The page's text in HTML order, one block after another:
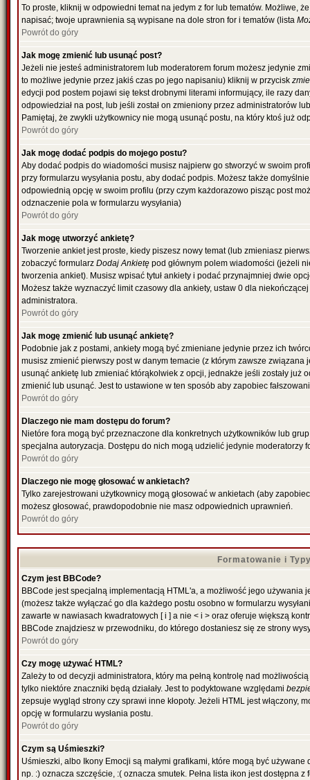
To proste, kliknij w odpowiedni temat na jedym z for lub tematów. Możliwe,
napisać; twoje uprawnienia są wypisane na dole stron for i tematów (lista
Powrót do góry
Jak mogę zmienić lub usunąć post?
Jeżeli nie jesteś administratorem lub moderatorem forum możesz jedynie
to możliwe jedynie przez jakiś czas po jego napisaniu) kliknij w przycisk
edycji pod postem pojawi się tekst drobnymi literami informujący, ile razy
odpowiedział na post, lub jeśli został on zmieniony przez administratorów
Pamiętaj, że zwykli użytkownicy nie mogą usunąć postu, na który ktoś już
Powrót do góry
Jak mogę dodać podpis do mojego postu?
Aby dodać podpis do wiadomości musisz najpierw go stworzyć w swoim
przy formularzu wysyłania postu, aby dodać podpis. Możesz także
odpowiednią opcję w swoim profilu (przy czym każdorazowo pisząc post
odznaczenie pola w formularzu wysyłania)
Powrót do góry
Jak mogę utworzyć ankietę?
Tworzenie ankiet jest proste, kiedy piszesz nowy temat (lub zmieniasz
zobaczyć formularz Dodaj Ankietę pod głównym polem wiadomości (jeżeli
tworzenia ankiet). Musisz wpisać tytuł ankiety i podać przynajmniej dwie
Możesz także wyznaczyć limit czasowy dla ankiety, ustaw 0 dla
administratora.
Powrót do góry
Jak mogę zmienić lub usunąć ankietę?
Podobnie jak z postami, ankiety mogą być zmieniane jedynie przez ich
musisz zmienić pierwszy post w danym temacie (z którym zawsze związana
usunąć ankietę lub zmieniać którąkolwiek z opcji, jednakże jeśli zostały już
zmienić lub usunąć. Jest to ustawione w ten sposób aby zapobiec
Powrót do góry
Dlaczego nie mam dostępu do forum?
Nietóre fora mogą być przeznaczone dla konkretnych użytkowników lub
specjalna autoryzacja. Dostępu do nich mogą udzielić jedynie moderatorzy
Powrót do góry
Dlaczego nie mogę głosować w ankietach?
Tylko zarejestrowani użytkownicy mogą głosować w ankietach (aby
możesz głosować, prawdopodobnie nie masz odpowiednich uprawnień.
Powrót do góry
Formatowanie i
Czym jest BBCode?
BBCode jest specjalną implementacją HTML'a, a możliwość jego
(możesz także wyłączać go dla każdego postu osobno w formularzu
zawarte w nawiasach kwadratowych [ i ] a nie < i > oraz oferuje większą
BBCode znajdziesz w przewodniku, do którego dostaniesz się ze strony
Powrót do góry
Czy mogę używać HTML?
Zależy to od decyzji administratora, który ma pełną kontrolę nad
tylko niektóre znaczniki będą działały. Jest to podyktowane względami
zepsuje wygląd strony czy sprawi inne kłopoty. Jeżeli HTML jest włączony,
opcję w formularzu wysłania postu.
Powrót do góry
Czym są Uśmieszki?
Uśmieszki, albo Ikony Emocji są małymi grafikami, które mogą być
np. :) oznacza szczęście, :( oznacza smutek. Pełna lista ikon jest dostępna